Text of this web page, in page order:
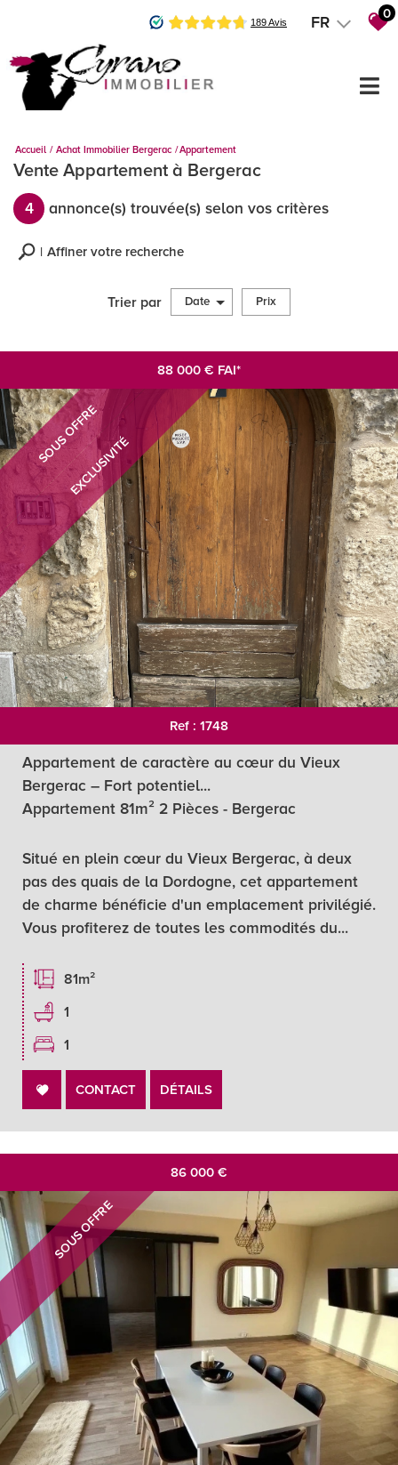
FR 0
Accueil Achat Immobilier Bergerac Appartement
Vente Appartement à Bergerac
4 annonce(s) trouvée(s) selon vos critères
Affiner votre recherche
5KM 10KM 25KM
Critères supplémentaires
Piscine Parking Terrasse
RECHERCHER
+ de critéres
+
Trier par Date Prix
SOUS OFFREEXCLUSIVITÉ
88 000 € FAI*
Ref : 1748
Appartement de caractère au cœur du Vieux
Bergerac – Fort potentiel...
Appartement 81m² 2 Pièces - Bergerac
Situé en plein cœur du Vieux Bergerac, à deux
pas des quais de la Dordogne, cet appartement
de charme bénéficie d'un emplacement privilégié.
Vous profiterez de toutes les commodités du...
81m²
1
1
CONTACT DÉTAILS
SOUS OFFRE
86 000 €